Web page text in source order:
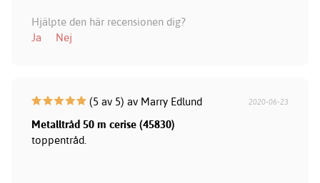
Hjälpte den här recensionen dig?
Ja
Nej
(5 av 5) av Marry Edlund 2020-06-23
Metalltråd 50 m cerise (45830)
toppentråd.